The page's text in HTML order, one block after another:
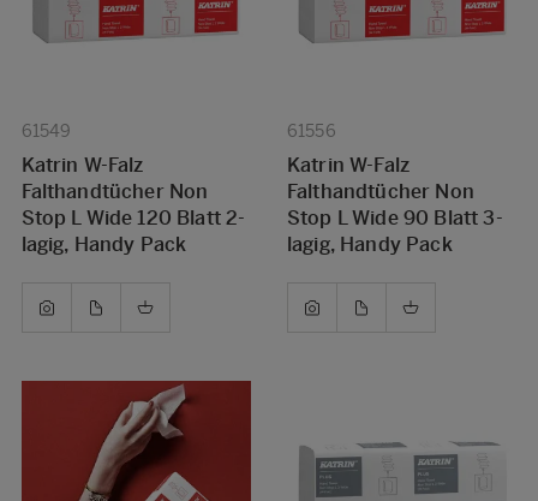
61549
Katrin W-Falz
Falthandtücher Non
Stop L Wide 120 Blatt 2-
lagig, Handy Pack
61556
Katrin W-Falz
Falthandtücher Non
Stop L Wide 90 Blatt 3-
lagig, Handy Pack